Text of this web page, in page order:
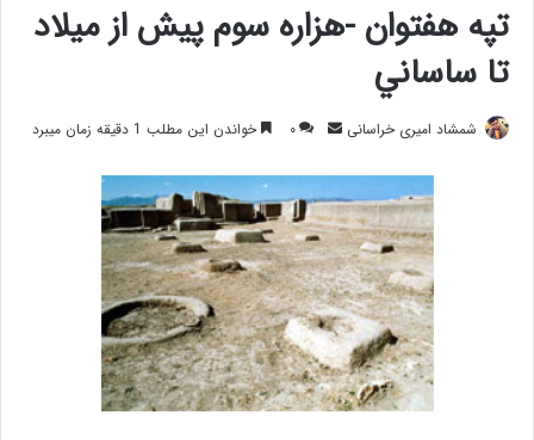
تپه هفتوان -هزاره سوم پيش از ميلاد
تا ساساني
شمشاد امیری خراسانی
ارسال۰ خواندن این مطلب 1 دقیقه زمان میبرد